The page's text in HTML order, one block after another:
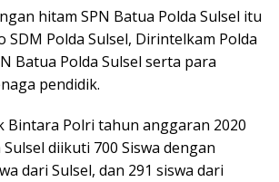
hitam SPN Batua Polda Sulsel itu
SDM Polda Sulsel, Dirintelkam Polda
Batua Polda Sulsel serta para
pendidik.
Bintara Polri tahun anggaran 2020
diikuti 700 Siswa dengan
dari Sulsel, dan 291 siswa dari